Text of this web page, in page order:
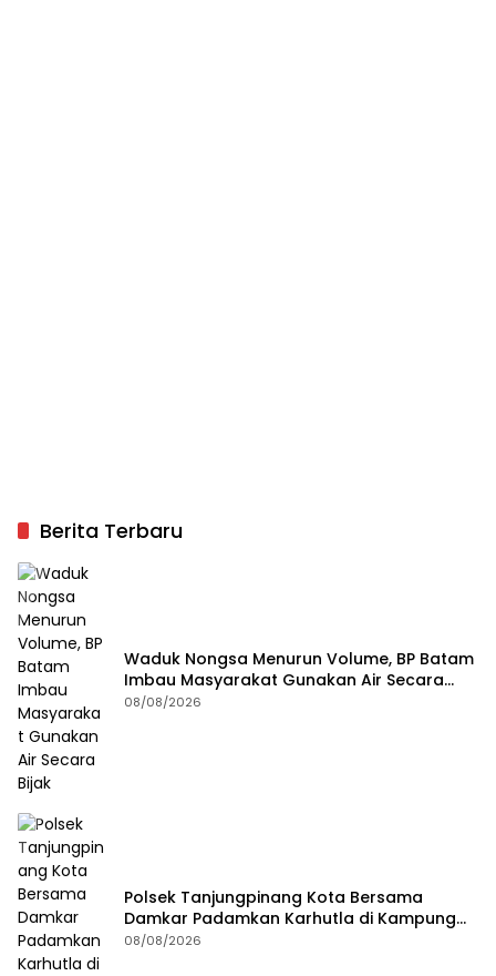
Berita Terbaru
Waduk Nongsa Menurun Volume, BP Batam
Imbau Masyarakat Gunakan Air Secara
Bijak
08/08/2026
Polsek Tanjungpinang Kota Bersama
Damkar Padamkan Karhutla di Kampung
Bugis
08/08/2026